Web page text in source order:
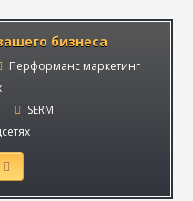
бизнеса
Перформанс маркетинг
SERM